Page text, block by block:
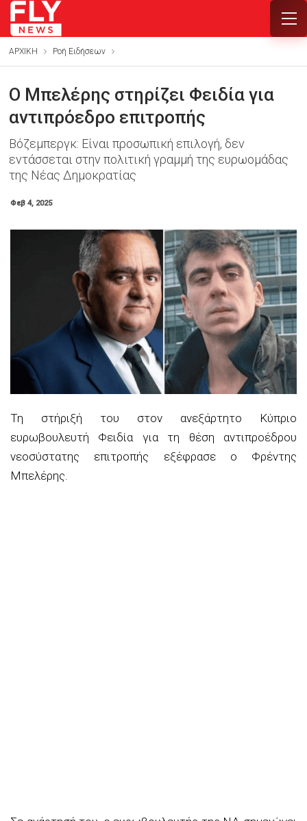
ΑΡΧΙΚΗ Ροή Ειδήσεων
Ο Μπελέρης στηρίζει Φειδία για
αντιπρόεδρο επιτροπής
Βόζεμπεργκ: Είναι προσωπική επιλογή, δεν
εντάσσεται στην πολιτική γραμμή της ευρωομάδας
της Νέας Δημοκρατίας
Φεβ 4, 2025
Τη στήριξή του στον ανεξάρτητο Κύπριο
ευρωβουλευτή Φειδία για τη θέση αντιπροέδρου
νεοσύστατης επιτροπής εξέφρασε ο Φρέντης
Μπελέρης.